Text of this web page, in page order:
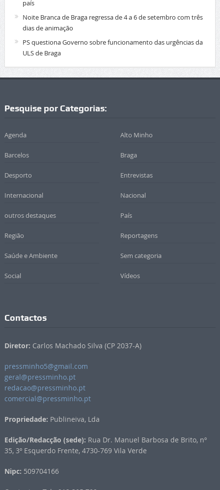
país
Noite Branca de Braga regressa de 4 a 6 de setembro com três
dias de animação
PS questiona Governo sobre funcionamento das urgências da
ULS de Braga
Pesquise por Categorias:
Agenda Alto Minho
Barcelos Braga
Desporto Entrevistas
Internacional Nacional
outros destaques País
Região Reportagens
Saúde e Ambiente Sem categoria
Social Vídeos
Contactos
Diretor: Carlos Machado Silva (CP 2037-A)
pressminho5@gmail.com
geral@pressminho.pt
redacao@pressminho.pt
comercial@pressminho.pt
Propriedade: Publineiva, Lda
Edição/Redacção (sede): Rua Dr. Manuel Barbosa de Brito, nº
35, 3º Esquerdo Frente, 4730-769 Vila Verde
Nipc: 509704166